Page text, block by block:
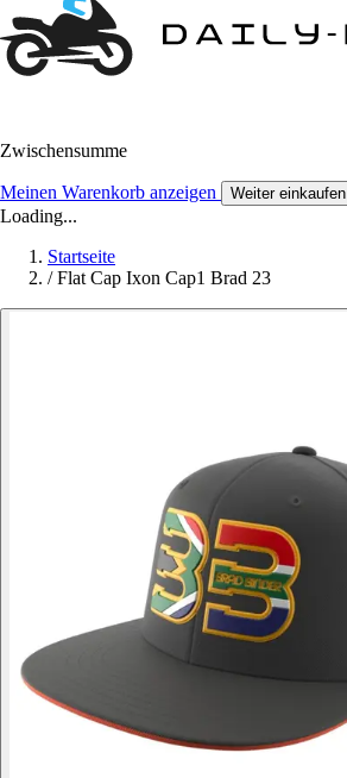
Zwischensumme
Meinen Warenkorb anzeigen Weiter einkaufen
Loading...
Startseite
/ Flat Cap Ixon Cap1 Brad 23